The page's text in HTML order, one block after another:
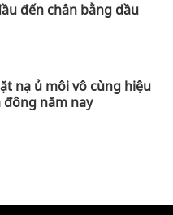
đến chân bằng dầu
nạ ủ môi vô cùng hiệu
đông năm nay